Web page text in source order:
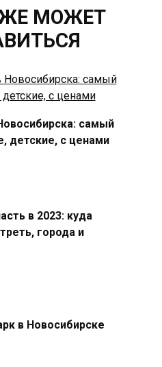
МОЖЕТ
самый
детские, с ценами
в 2023: куда
города и
в Новосибирске